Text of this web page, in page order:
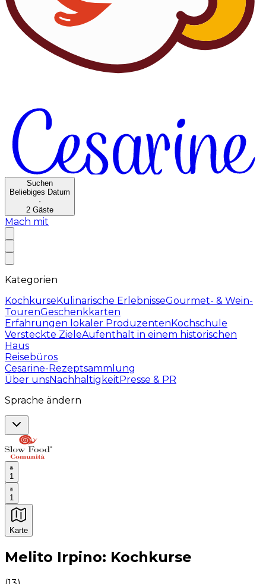
Suchen
Beliebiges Datum
·
2 Gäste
Mach mit
Kategorien
KochkurseKulinarische ErlebnisseGourmet- & Wein-
TourenGeschenkkarten
Erfahrungen lokaler ProduzentenKochschule
Versteckte ZieleAufenthalt in einem historischen
Haus
Reisebüros
Cesarine-Rezeptsammlung
Über unsNachhaltigkeitPresse & PR
Sprache ändern
1
1
Karte
Unvergessliche kulinarische Erlebnisse:
Melito Irpino: Kochkurse